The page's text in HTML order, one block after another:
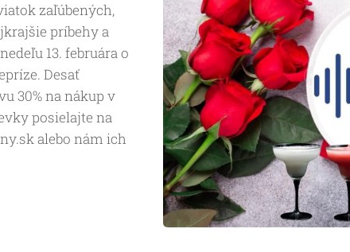
zaľúbených,
príbehy a
13. februára o
Desať
30% na nákup v
posielajte na
alebo nám ich